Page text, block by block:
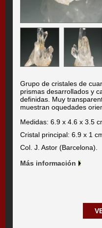
Grupo de cristales de
prismas desarrollados y
definidas. Muy
muestran oquedades
Medidas: 6.9 x 4.6 x 3.5
Cristal principal: 6.9 x 1
Col. J. Astor (Barcelona).
Más información